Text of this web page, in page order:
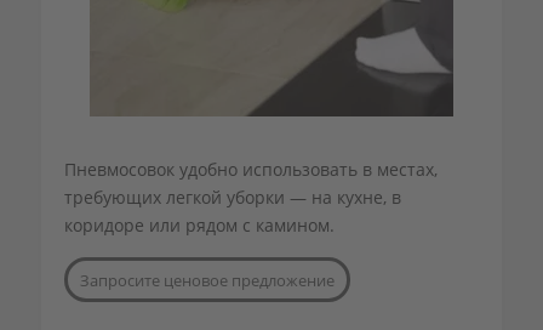
Пневмосовок удобно использовать в местах,
требующих легкой уборки — на кухне, в
коридоре или рядом с камином.
Запросите ценовое предложение